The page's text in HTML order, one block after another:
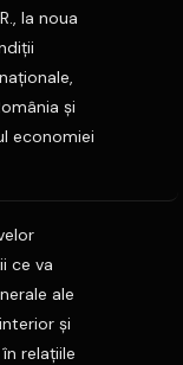
la noua
şi
economiei
ce va
ale
şi
relaţiile